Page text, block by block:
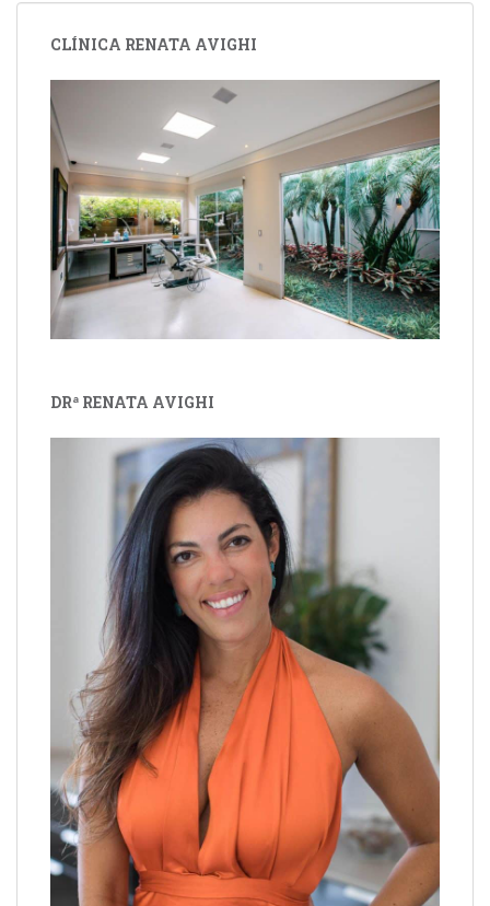
CLÍNICA RENATA AVIGHI
DRª RENATA AVIGHI